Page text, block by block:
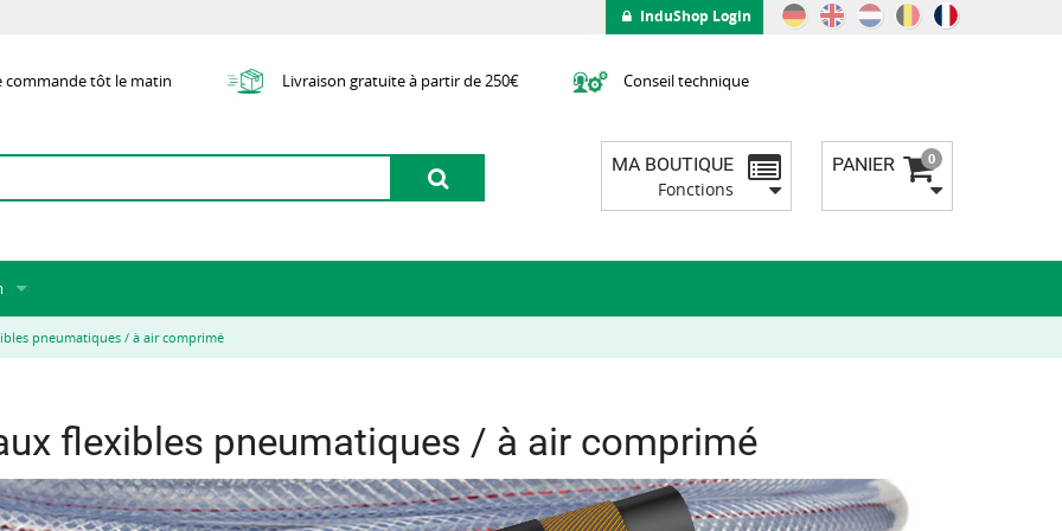
InduShop Login
commande tôt le matin Livraison gratuite à partir de 250€ Conseil technique
PANIER 0
MA BOUTIQUE
Fonctions
d'articles externes
nous
pneumatiques / à air comprimé
flexibles pneumatiques / à air comprimé